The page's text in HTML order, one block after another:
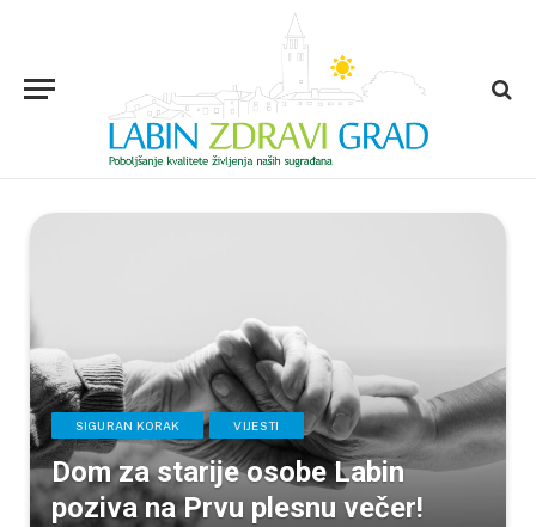
SIGURAN KORAK VIJESTI
Dom za starije osobe Labin
poziva na Prvu plesnu večer!